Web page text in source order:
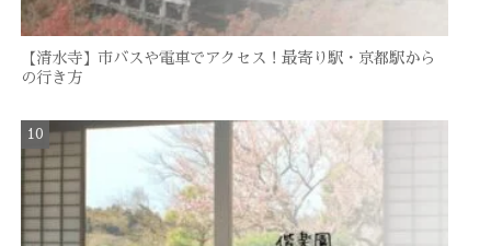
【清水寺】市バスや電車でアクセス！最寄り駅・京都駅から
の行き方